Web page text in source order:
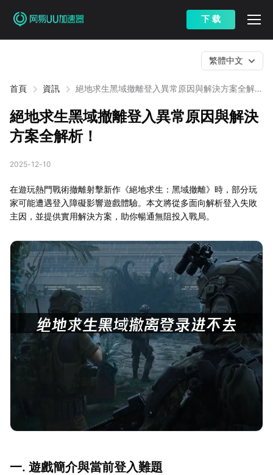
下 载
首頁 資訊
絕地求生黑域撤離登入異常原因與解決方案全解
繁體中文
絕地求生黑域撤離登入異常原因與解決
方案全解析！
2025-12-10
在遊玩熱門戰術撤離射擊新作《絕地求生：黑域撤離》時，部分玩
家可能遭遇登入障礙影響遊戲體驗。本文將從多面向解析登入失敗
主因，並提供實用解決方案，助你暢通無阻投入戰局。
一. 遊戲簡介與當前登入難題